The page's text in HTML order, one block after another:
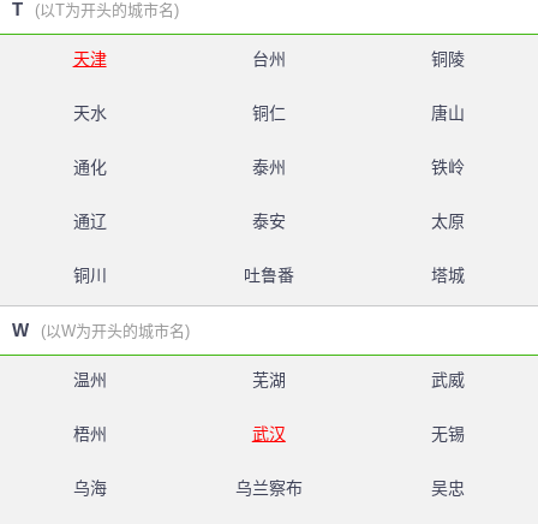
T (以T为开头的城市名)
天津 台州 铜陵
天水 铜仁 唐山
通化 泰州 铁岭
通辽 泰安 太原
铜川 吐鲁番 塔城
W (以W为开头的城市名)
温州 芜湖 武威
梧州 武汉 无锡
乌海 乌兰察布 吴忠